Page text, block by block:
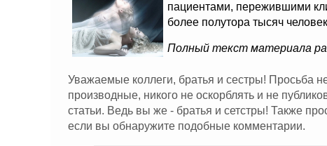
пациентами, пережившими
более полутора тысяч
Полный текст материала
Уважаемые коллеги, братья и сестры! Просьба
производные, никого не оскорблять и не
статьи. Ведь вы же - братья и сетстры! Также
если вы обнаружите подобные комментарии.